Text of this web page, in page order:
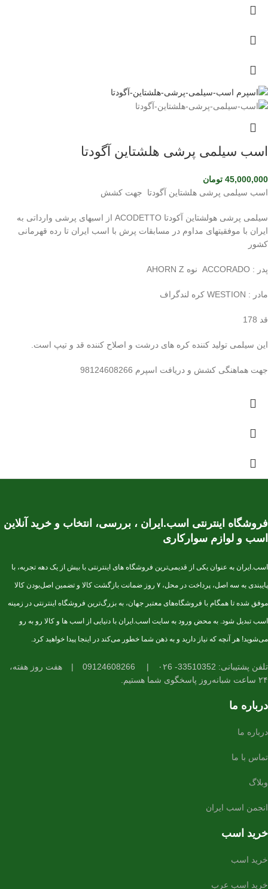
اسب سیلمی پرشی هلشتاین آگودتا
45,000,000 تومان
اسب سیلمی پرشی هلشتاین آگودتا جهت کشش
سیلمی پرشی هولشتاین آکودتا ACODETTO از اسبهای پرشی وارداتی به
ایران با موفقیتهای مداوم در مسابقات پرش با اسب ایران تا رده قهرمانی
کشور
پدر : ACCORADO نوه AHORN Z
مادر : WESTION کره لندگراف
قد 178
این سیلمی تولید کننده کره های درشت و اصلاح کننده قد و تیپ است.
جهت هماهنگی کشش و دریافت اسپرم 98124608266
فروشگاه اینترنتی اسب.ایران ، بررسی، انتخاب و خرید آنلاین
اسب و لوازم سوارکاری
اسب.ایران به عنوان یکی از قدیمی‌ترین فروشگاه های اینترنتی با بیش از یک دهه تجربه، با
پایبندی به سه اصل، پرداخت در محل، ۷ روز ضمانت بازگشت کالا و تضمین اصل‌بودن کالا
موفق شده تا همگام با فروشگاه‌های معتبر جهان، به بزرگ‌ترین فروشگاه اینترنتی در زمینه
اسب تبدیل شود. به محض ورود به سایت اسب.ایران با دنیایی از اسب ها و کالا رو به رو
می‌شوید! هر آنچه که نیاز دارید و به ذهن شما خطور می‌کند در اینجا پیدا خواهید کرد.
تلفن پشتیبانی: 33510352- ۰۲6 |
|
هفت روز هفته،
۲۴ ساعت شبانه‌روز پاسخگوی شما هستیم.
درباره ما
درباره ما
تماس با ما
وبلاگ
انجمن اسب ایران
خرید اسب
خرید اسب
خرید اسب عرب